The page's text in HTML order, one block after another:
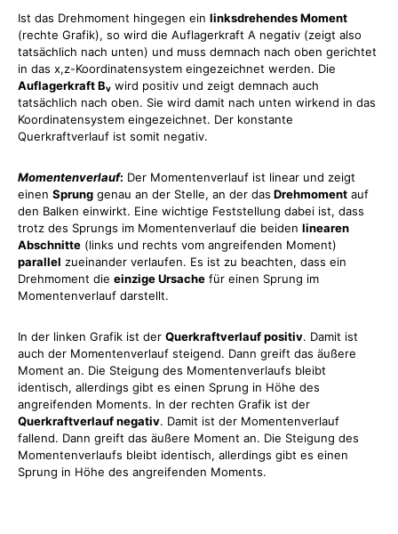
Ist das Drehmoment hingegen ein linksdrehendes Moment
(rechte Grafik), so wird die Auflagerkraft A negativ (zeigt also
tatsächlich nach unten) und muss demnach nach oben gerichtet
in das x,z-Koordinatensystem eingezeichnet werden. Die
Auflagerkraft Bv wird positiv und zeigt demnach auch
tatsächlich nach oben. Sie wird damit nach unten wirkend in das
Koordinatensystem eingezeichnet. Der konstante
Querkraftverlauf ist somit negativ.
Momentenverlauf: Der Momentenverlauf ist linear und zeigt
einen Sprung genau an der Stelle, an der das Drehmoment auf
den Balken einwirkt. Eine wichtige Feststellung dabei ist, dass
trotz des Sprungs im Momentenverlauf die beiden linearen
Abschnitte (links und rechts vom angreifenden Moment)
parallel zueinander verlaufen. Es ist zu beachten, dass ein
Drehmoment die einzige Ursache für einen Sprung im
Momentenverlauf darstellt.
In der linken Grafik ist der Querkraftverlauf positiv. Damit ist
auch der Momentenverlauf steigend. Dann greift das äußere
Moment an. Die Steigung des Momentenverlaufs bleibt
identisch, allerdings gibt es einen Sprung in Höhe des
angreifenden Moments. In der rechten Grafik ist der
Querkraftverlauf negativ. Damit ist der Momentenverlauf
fallend. Dann greift das äußere Moment an. Die Steigung des
Momentenverlaufs bleibt identisch, allerdings gibt es einen
Sprung in Höhe des angreifenden Moments.